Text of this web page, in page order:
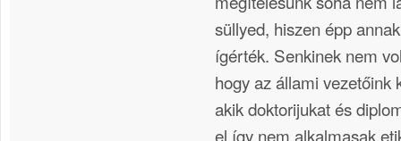
süllyed, hiszen épp
ígérték. Senkinek nem
hogy az állami vezetőink
akik doktorijukat és
el így nem alkalmasak